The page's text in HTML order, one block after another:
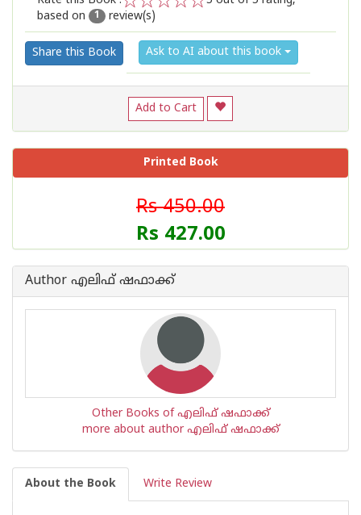
2
1
based on
1 review(s)
Share this Book Ask to AI about this book
Add to Cart
Printed Book
Rs 450.00
Rs 427.00
Author എലിഫ് ഷഫാക്ക്
Other Books of എലിഫ് ഷഫാക്ക്
more about author എലിഫ് ഷഫാക്ക്
About the Book Write Review